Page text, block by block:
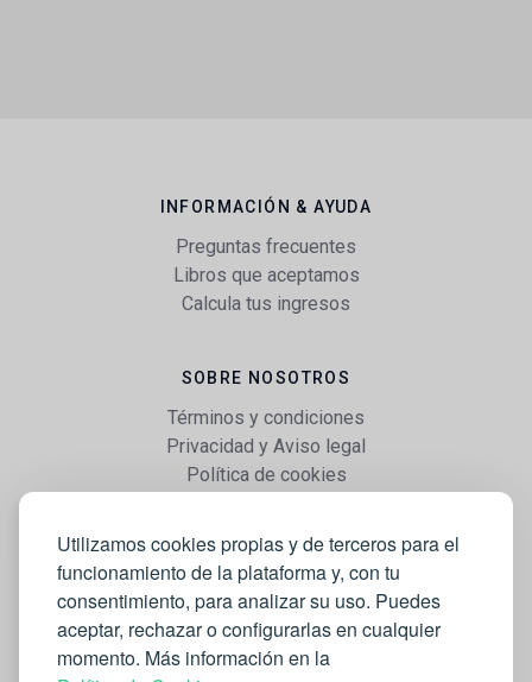
Utilizamos cookies propias y de terceros para el
funcionamiento de la plataforma y, con tu
consentimiento, para analizar su uso. Puedes
aceptar, rechazar o configurarlas en cualquier
momento. Más información en la
INFORMACIÓN & AYUDA
Preguntas frecuentes
Libros que aceptamos
Calcula tus ingresos
SOBRE NOSOTROS
Términos y condiciones
Privacidad y Aviso legal
Política de cookies
WEB
Vender libros
Mi cuenta
Comprar libros